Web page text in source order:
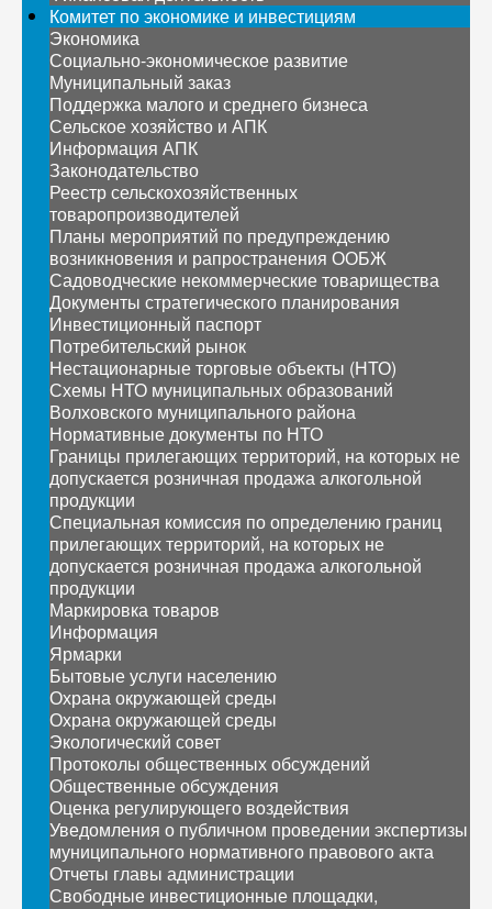
Комитет по экономике и инвестициям
Экономика
Социально-экономическое развитие
Муниципальный заказ
Поддержка малого и среднего бизнеса
Сельское хозяйство и АПК
Информация АПК
Законодательство
Реестр сельскохозяйственных
товаропроизводителей
Планы мероприятий по предупреждению
возникновения и рапространения ООБЖ
Садоводческие некоммерческие товарищества
Документы стратегического планирования
Инвестиционный паспорт
Потребительский рынок
Нестационарные торговые объекты (НТО)
Схемы НТО муниципальных образований
Волховского муниципального района
Нормативные документы по НТО
Границы прилегающих территорий, на которых не
допускается розничная продажа алкогольной
продукции
Специальная комиссия по определению границ
прилегающих территорий, на которых не
допускается розничная продажа алкогольной
продукции
Маркировка товаров
Информация
Ярмарки
Бытовые услуги населению
Охрана окружающей среды
Охрана окружающей среды
Экологический совет
Протоколы общественных обсуждений
Общественные обсуждения
Оценка регулирующего воздействия
Уведомления о публичном проведении экспертизы
муниципального нормативного правового акта
Отчеты главы администрации
Свободные инвестиционные площадки,